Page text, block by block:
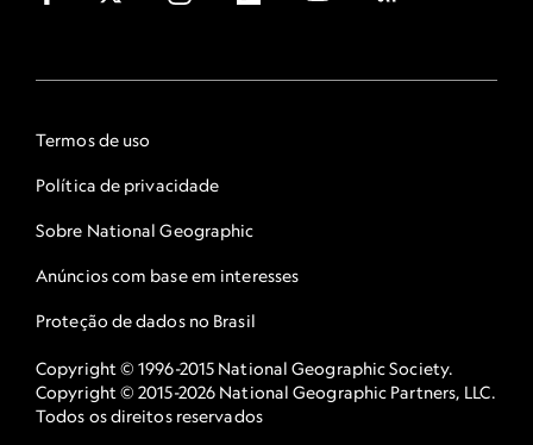
Termos de uso
Política de privacidade
Sobre National Geographic
Anúncios com base em interesses
Proteção de dados no Brasil
Copyright © 1996-2015 National Geographic Society.
Copyright © 2015-2026 National Geographic Partners, LLC.
Todos os direitos reservados